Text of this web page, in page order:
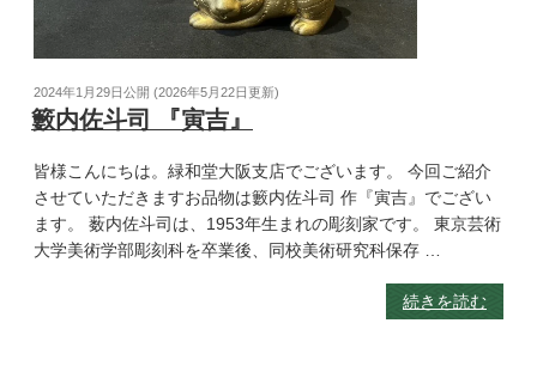
2024年1月29日公開 (2026年5月22日 更新)
籔内佐斗司 『寅吉』
皆様こんにちは。緑和堂大阪支店でございます。 今回ご紹介
させていただきますお品物は籔内佐斗司 作『寅吉』でござい
ます。 薮内佐斗司は、1953年生まれの彫刻家です。 東京芸術
大学美術学部彫刻科を卒業後、同校美術研究科保存 …
続きを読む